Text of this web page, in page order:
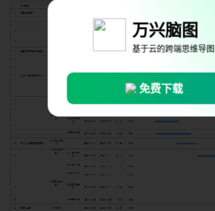
万兴脑图
基于云的跨端思维导图
免费下载